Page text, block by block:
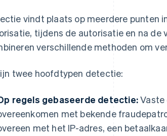
vindt plaats op meerdere punten
tijdens de autorisatie en na de
verschillende methoden om
twee hoofdtypen detectie:
regels gebaseerde detectie:Vaste
met bekende
met het IP-adres, een